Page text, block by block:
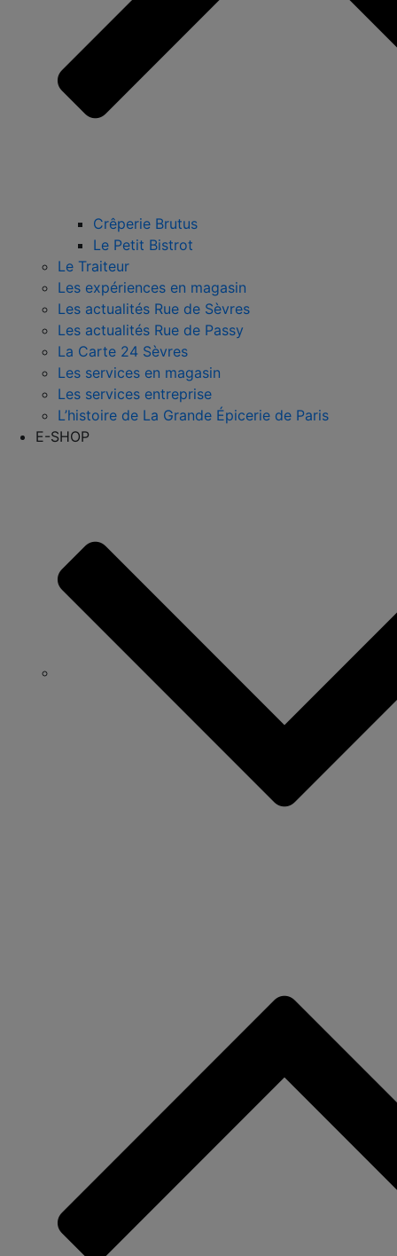
Crêperie Brutus
Le Petit Bistrot
Le Traiteur
Les expériences en magasin
Les actualités Rue de Sèvres
Les actualités Rue de Passy
La Carte 24 Sèvres
Les services en magasin
Les services entreprise
L’histoire de La Grande Épicerie de Paris
E-SHOP